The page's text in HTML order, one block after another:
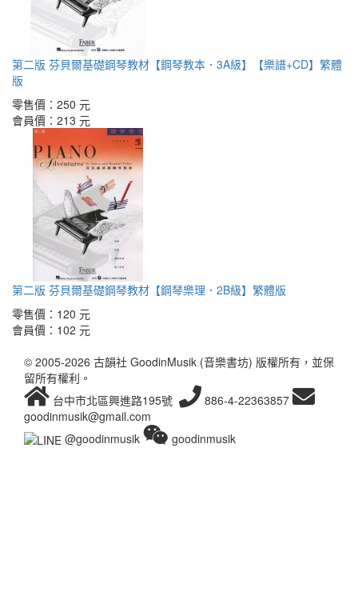
第二版 芬貝爾基礎鋼琴教材【鋼琴教本．3A級】【樂譜+CD】繁體
版
零售價： 250 元
會員價： 213 元
第二版 芬貝爾基礎鋼琴教材【鋼琴樂理．2B級】繁體版
零售價： 120 元
會員價： 102 元
© 2005-2026 古韻社 GoodinMusik (音樂書坊) 版權所有，並保
留所有權利。
台中市北區興進路195號
886-4-22363857
goodinmusik@gmail.com
@goodinmusik
goodinmusik